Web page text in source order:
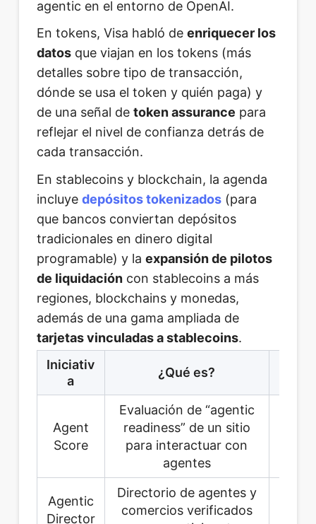
agentic en el entorno de OpenAI.
En tokens, Visa habló de enriquecer los
datosque viajan en los tokens (más
detalles sobre tipo de transacción,
dónde se usa el token y quién paga) y
de una señal de token assurance para
reflejar el nivel de confianza detrás de
cada transacción.
En stablecoins y blockchain, la agenda
incluye depósitos tokenizados(para
que bancos conviertan depósitos
tradicionales en dinero digital
programable) y la expansión de pilotos
de liquidacióncon stablecoins a más
regiones, blockchains y monedas,
además de una gama ampliada de
tarjetas vinculadas a stablecoins.
Iniciativ
a
¿Qué es?
Agent
Score
Evaluación de “agentic
readiness” de un sitio
para interactuar con
agentes
Agentic
Director
Directorio de agentes y
comercios verificados